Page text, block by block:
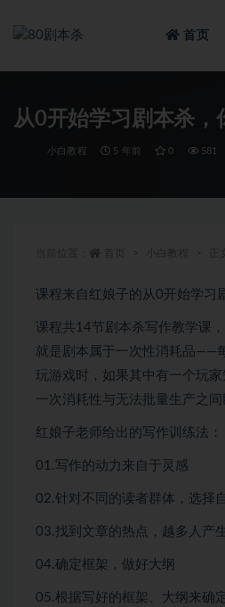
首页
从0开始学习剧本杀，
小白教程 5 年前 0 581
课程来自红娘子的从0开始学习
课程共14节剧本杀写作教学课
就是剧本属于一次性消耗品——
玩游戏时，如果其中有一个玩
一次消耗性与无法批量生产之
红娘子老师给出的写作训练法：
01.写作的动力来自于灵感
02.针对不同的读者群体，选择
03.找到文章的热点，越多人产
04.确定框架，做好大纲
05.根据写好的框架、大纲来确